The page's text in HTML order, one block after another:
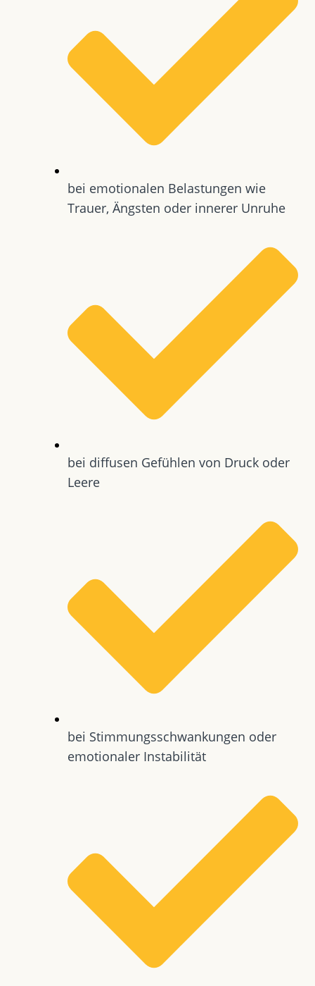
bei emotionalen Belastungen wie
Trauer, Ängsten oder innerer Unruhe
bei diffusen Gefühlen von Druck oder
Leere
bei Stimmungsschwankungen oder
emotionaler Instabilität